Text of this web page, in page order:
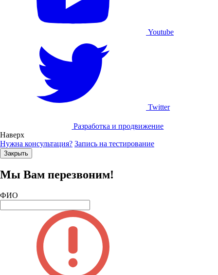
Youtube
Twitter
Разработка и продвижение
Наверх
Нужна консультация? Запись на тестирование
Закрыть
Мы Вам перезвоним!
ФИО